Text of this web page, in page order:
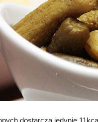
dostarcza jedynie